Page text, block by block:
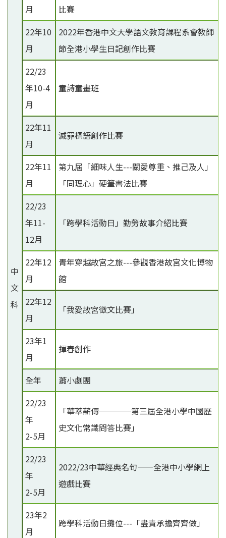
中
文
科
月
比賽
22年10
月
2022年香港中文大學語文教育課程系會教師
節全港小學生日記創作比賽
22/23
年10-4
月
童詩童畫班
22年11
月
滅罪標語創作比賽
22年11
月
第九屆「細味人生---關愛尊重、推己及人」
「同理心」硬筆書法比賽
22/23
年11-
12月
「跨學科活動日」勤勞故事介紹比賽
22年12
月
青年穿越故宮之旅---參觀香港故宮文化博物
館
22年12
月
「我愛故宮徵文比賽」
23年1
月
揮春創作
全年
蕭小劇團
22/23
年
2-5月
「華萃薪傳────第三屆全港小學中國歷
史文化常識問答比賽」
22/23
年
2-5月
2022/23中華經典名句——全港中小學網上
遊戲比賽
23年2
月
跨學科活動日攤位---「盡責承擔齊齊做」